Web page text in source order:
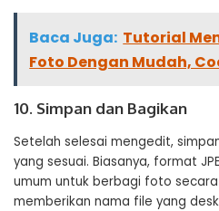
Baca Juga: Tutorial
Foto Dengan Mudah,
10. Simpan dan Bagikan
Setelah selesai mengedit,
yang sesuai. Biasanya, format
umum untuk berbagi foto
memberikan nama file yang